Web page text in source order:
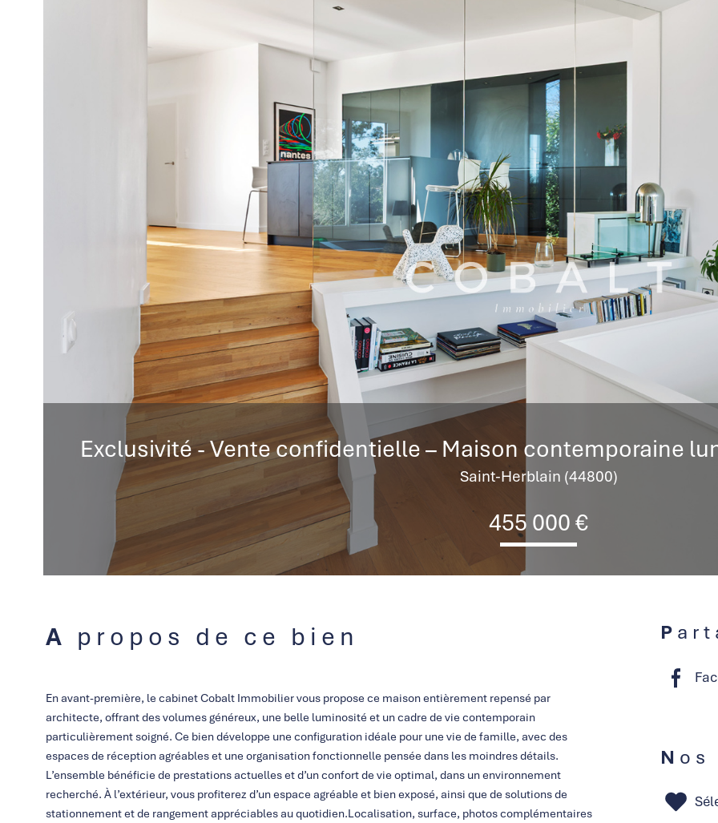
Exclusivité - Vente confidentielle – Maison contemporaine
Saint-Herblain (44800)
455 000 €
A propos de ce bien
En avant-première, le cabinet Cobalt Immobilier vous propose ce maison entièrement repensé par
architecte, offrant des volumes généreux, une belle luminosité et un cadre de vie contemporain
particulièrement soigné. Ce bien développe une configuration idéale pour une vie de famille, avec des
espaces de réception agréables et une organisation fonctionnelle pensée dans les moindres détails.
L’ensemble bénéficie de prestations actuelles et d’un confort de vie optimal, dans un environnement
recherché. À l’extérieur, vous profiterez d’un espace agréable et bien exposé, ainsi que de solutions de
stationnement et de rangement appréciables au quotidien.Localisation, surface, photos complémentaires